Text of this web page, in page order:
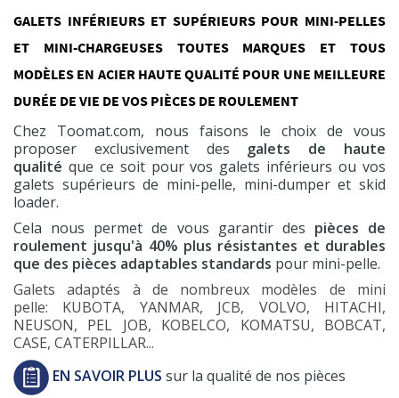
GALETS INFÉRIEURS ET SUPÉRIEURS POUR MINI-PELLES
ET MINI-CHARGEUSES TOUTES MARQUES ET TOUS
MODÈLES EN ACIER HAUTE QUALITÉ POUR UNE MEILLEURE
DURÉE DE VIE DE VOS PIÈCES DE ROULEMENT
Chez Toomat.com, nous faisons le choix de vous
proposer exclusivement des galets de haute
qualité que ce soit pour vos galets inférieurs ou vos
galets supérieurs de mini-pelle, mini-dumper et skid
loader.
Cela nous permet de vous garantir des pièces de
roulement jusqu'à 40% plus résistantes et durables
que des pièces adaptables standards pour mini-pelle.
Galets adaptés à de nombreux modèles de mini
pelle: KUBOTA, YANMAR, JCB, VOLVO, HITACHI,
NEUSON, PEL JOB, KOBELCO, KOMATSU, BOBCAT,
CASE, CATERPILLAR...
EN SAVOIR PLUS sur la qualité de nos pièces